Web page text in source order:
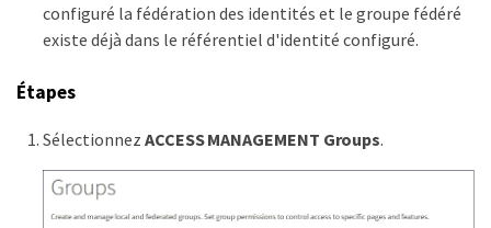
configuré la fédération des identités et le groupe fédéré
existe déjà dans le référentiel d'identité configuré.
Étapes
Sélectionnez ACCESS MANAGEMENT Groups.